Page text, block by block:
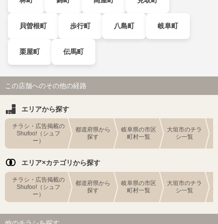
貝曽根町 歩行町 八島町 岐阜町
栗屋町 伝馬町
この店舗へのその他の経路
エリアから探す
チラシ・広告掲載の
Shufoo!（シュフ
ー）
都道府県から
探す
岐阜県の市区
町村一覧
大垣市のチラ
シ一覧
エリア×カテゴリから探す
チラシ・広告掲載の
Shufoo!（シュフ
ー）
都道府県から
探す
岐阜県の市区
町村一覧
大垣市のチラ
シ一覧